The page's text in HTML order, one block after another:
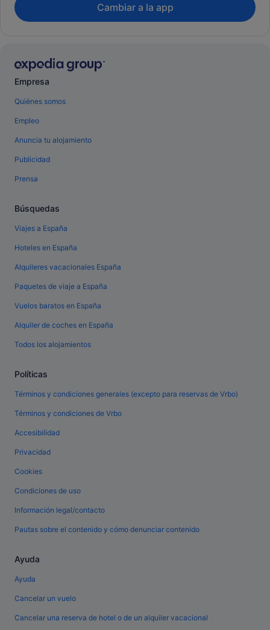
Cambiar a la app
Empresa
Quiénes somos
Empleo
Anuncia tu alojamiento
Publicidad
Prensa
Búsquedas
Viajes a España
Hoteles en España
Alquileres vacacionales España
Paquetes de viaje a España
Vuelos baratos en España
Alquiler de coches en España
Todos los alojamientos
Políticas
Términos y condiciones generales (excepto para reservas de Vrbo)
Términos y condiciones de Vrbo
Accesibilidad
Privacidad
Cookies
Condiciones de uso
Información legal/contacto
Pautas sobre el contenido y cómo denunciar contenido
Ayuda
Ayuda
Cancelar un vuelo
Cancelar una reserva de hotel o de un alquiler vacacional